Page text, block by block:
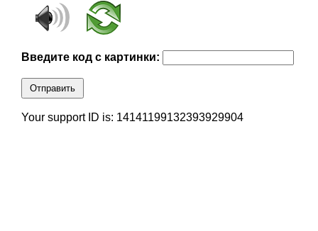
Введите код с картинки:
Отправить
Your support ID is: 14141199132393929904